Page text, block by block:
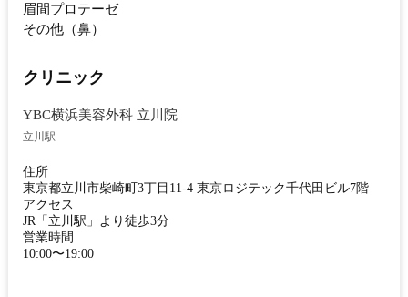
眉間プロテーゼ
その他（鼻）
クリニック
YBC横浜美容外科 立川院
立川駅
住所
東京都立川市柴崎町3丁目11-4 東京ロジテック千代田ビル7階
アクセス
JR「立川駅」より徒歩3分
営業時間
10:00〜19:00